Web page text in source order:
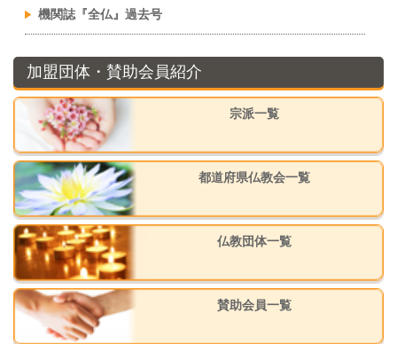
機関誌『全仏』過去号
加盟団体・賛助会員紹介
宗派一覧
都道府県仏教会一覧
仏教団体一覧
賛助会員一覧